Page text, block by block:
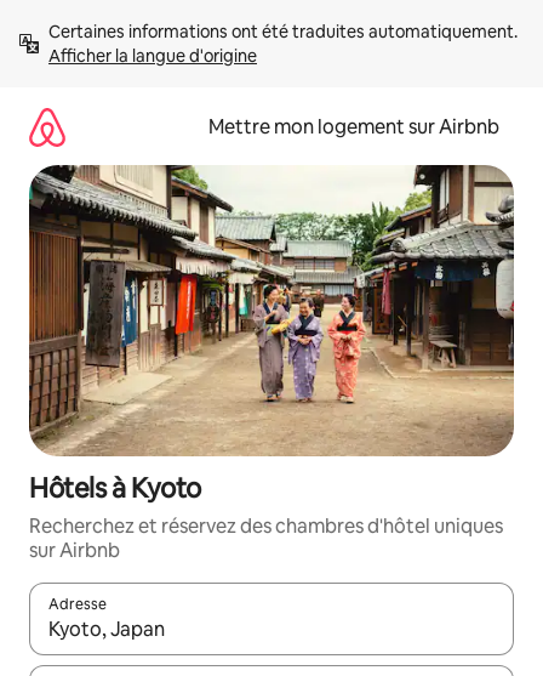
directement
Afficher la langue d'origine
Mettre mon logement sur Airbnb
Hôtels à Kyoto
Recherchez et réservez des chambres d'hôtel uniques
sur Airbnb
Adresse
Lorsque les résultats s'affichent, utilisez les flèches vers le